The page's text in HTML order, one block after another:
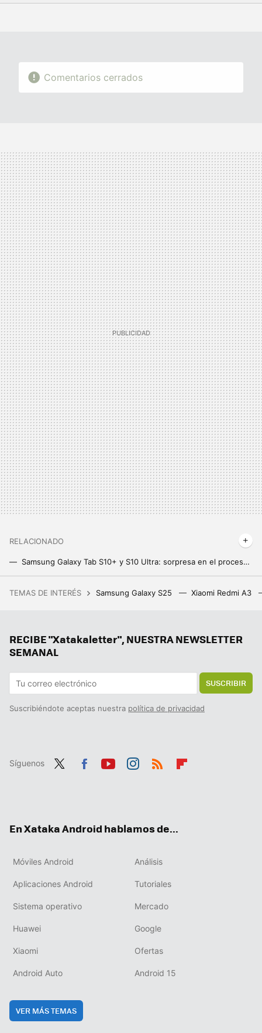
FACEBOOK
TWITTERFLIPBOARD
E-
WHATSAPP
Comentarios cerrados
RELACIONADO
Samsung Galaxy Tab S10+ y S10 Ultra: sorpresa en el procesador, pantallas de lujo e IA por todas partes para hacerle frente a los iPad
TEMAS DE INTERÉS Samsung Galaxy S25 Xiaomi Redmi A3
RECIBE "Xatakaletter", NUESTRA NEWSLETTER
SEMANAL
SUSCRIBIR
Suscribiéndote aceptas nuestra política de privacidad
Síguenos
En Xataka Android hablamos de...
Móviles Android Análisis
Aplicaciones Android Tutoriales
Sistema operativo Mercado
Huawei Google
Xiaomi Ofertas
Android Auto Android 15
VER MÁS TEMAS